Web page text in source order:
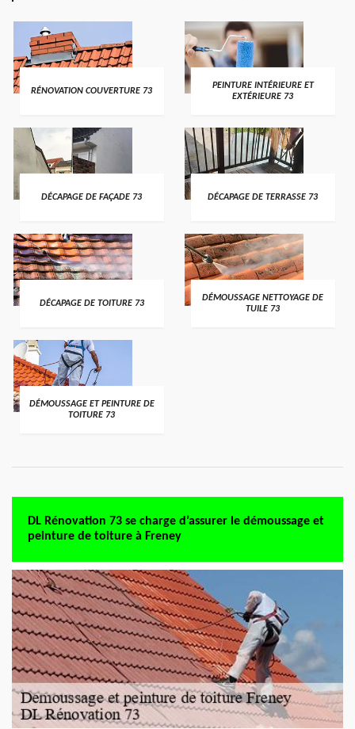
RÉNOVATION COUVERTURE 73
PEINTURE INTÉRIEURE ET
EXTÉRIEURE 73
DÉCAPAGE DE FAÇADE 73 DÉCAPAGE DE TERRASSE 73
DÉCAPAGE DE TOITURE 73
DÉMOUSSAGE NETTOYAGE DE
TUILE 73
DÉMOUSSAGE ET PEINTURE DE
TOITURE 73
DL Rénovation 73 se charge d’assurer le démoussage et
peinture de toiture à Freney